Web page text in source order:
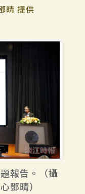
晴 提供
報告。（攝
鄧晴）